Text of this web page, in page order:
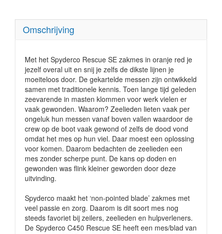
Omschrijving
Met het Spyderco Rescue SE zakmes in oranje red je
jezelf overal uit en snij je zelfs de dikste lijnen je
moeiteloos door. De gekartelde messen zijn ontwikkeld
samen met traditionele kennis. Toen lange tijd geleden
zeevarende in masten klommen voor werk vielen er
vaak gewonden. Waarom? Zeelieden lieten vaak per
ongeluk hun messen vanaf boven vallen waardoor de
crew op de boot vaak gewond of zelfs de dood vond
omdat het mes op hun viel. Daar moest een oplossing
voor komen. Daarom bedachten de zeelieden een
mes zonder scherpe punt. De kans op doden en
gewonden was flink kleiner geworden door deze
uitvinding.
Spyderco maakt het ‘non-pointed blade’ zakmes met
veel passie en zorg. Daarom is dit soort mes nog
steeds favoriet bij zeilers, zeelieden en hulpverleners.
De Spyderco C450 Rescue SE heeft een mes/blad van